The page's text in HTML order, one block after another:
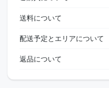
送料について
配送予定とエリアについて
返品について